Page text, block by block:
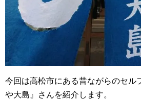
今回は高松市にある昔ながらのセル
や大島』さんを紹介します。